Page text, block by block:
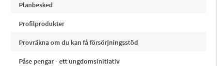
Planbesked
Profilprodukter
Provräkna om du kan få försörjningsstöd
Påse pengar - ett ungdomsinitiativ